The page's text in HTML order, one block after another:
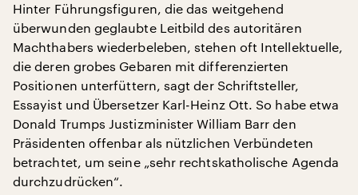
Hinter Führungsfiguren, die das weitgehend
überwunden geglaubte Leitbild des autoritären
Machthabers wiederbeleben, stehen oft Intellektuelle,
die deren grobes Gebaren mit differenzierten
Positionen unterfüttern, sagt der Schriftsteller,
Essayist und Übersetzer Karl-Heinz Ott. So habe etwa
Donald Trumps Justizminister William Barr den
Präsidenten offenbar als nützlichen Verbündeten
betrachtet, um seine „sehr rechtskatholische Agenda
durchzudrücken“.